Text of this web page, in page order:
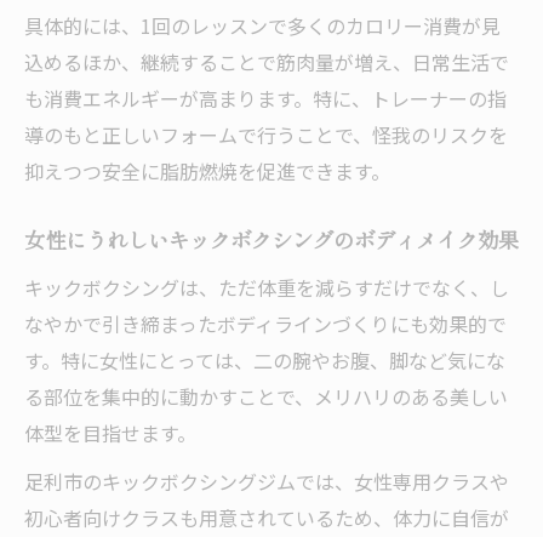
具体的には、1回のレッスンで多くのカロリー消費が見
込めるほか、継続することで筋肉量が増え、日常生活で
も消費エネルギーが高まります。特に、トレーナーの指
導のもと正しいフォームで行うことで、怪我のリスクを
抑えつつ安全に脂肪燃焼を促進できます。
女性にうれしいキックボクシングのボディメイク効果
キックボクシングは、ただ体重を減らすだけでなく、し
なやかで引き締まったボディラインづくりにも効果的で
す。特に女性にとっては、二の腕やお腹、脚など気にな
る部位を集中的に動かすことで、メリハリのある美しい
体型を目指せます。
足利市のキックボクシングジムでは、女性専用クラスや
初心者向けクラスも用意されているため、体力に自信が